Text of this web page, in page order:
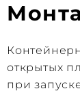
открытых
при